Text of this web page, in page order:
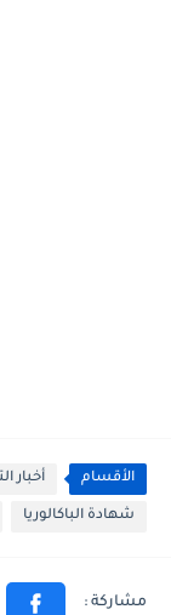
الأقسام أخبار
شهادة الباكالوريا